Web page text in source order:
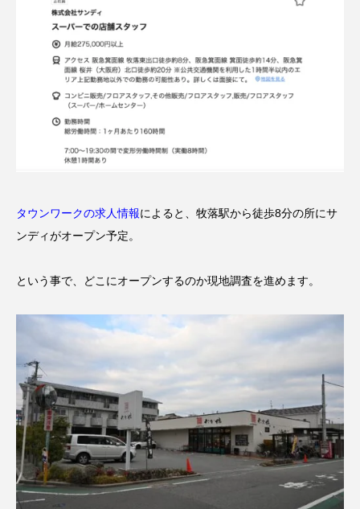
タウンワークの求人情報によると、牧落駅から徒歩8分の所にサ
ンディがオープン予定。
という事で、どこにオープンするのか現地調査を進めます。